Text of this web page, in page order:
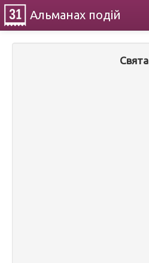
Альманах подій
Свята